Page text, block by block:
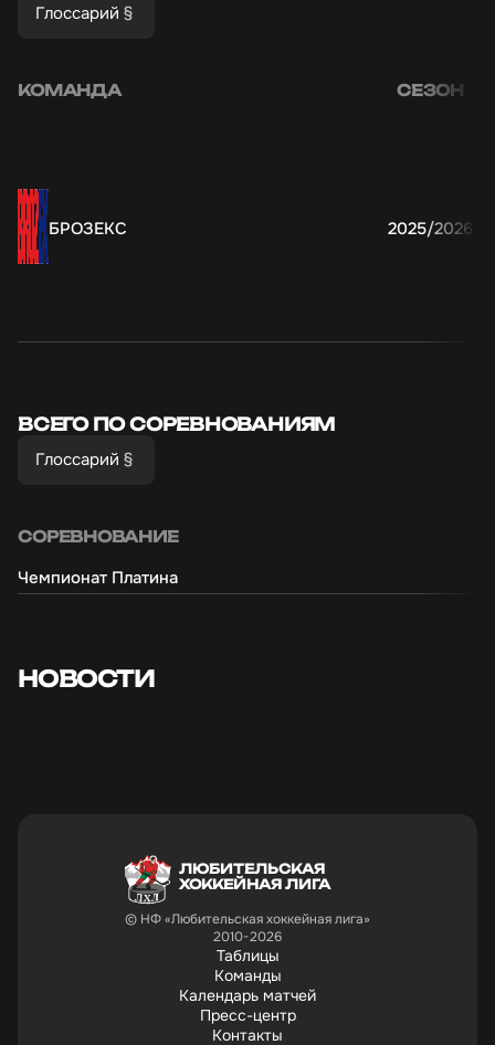
Глоссарий
КОМАНДА СЕЗОН
БРОЗЕКС 2025/2026
ВСЕГО ПО СОРЕВНОВАНИЯМ
Глоссарий
СОРЕВНОВАНИЕ
Чемпионат Платина
НОВОСТИ
ПОБЕДИТЕЛИ,
КОМАНДА
"ЭКОМЕНЕДЖМЕНТ"
ЛЮБИТЕЛЬСКАЯ
ХОККЕЙНАЯ ЛИГА
© НФ «Любительская хоккейная лига»
2010-2026
Таблицы
Команды
Календарь матчей
Пресс-центр
Контакты